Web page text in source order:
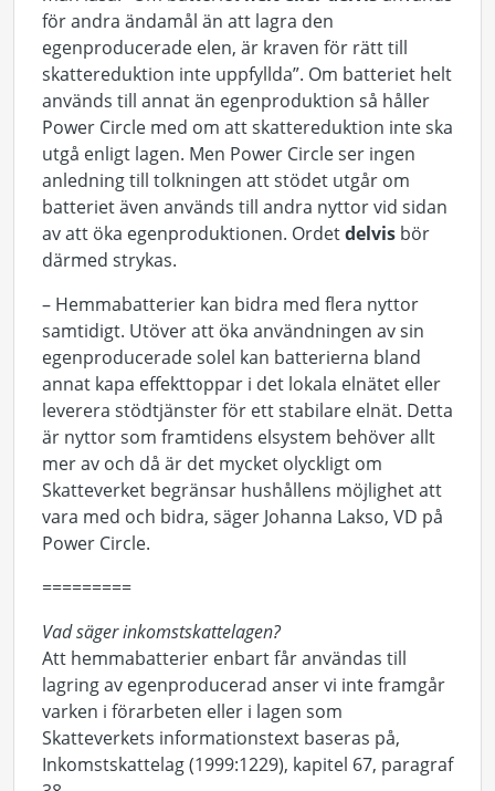
för andra ändamål än att lagra den
egenproducerade elen, är kraven för rätt till
skattereduktion inte uppfyllda”. Om batteriet helt
används till annat än egenproduktion så håller
Power Circle med om att skattereduktion inte ska
utgå enligt lagen. Men Power Circle ser ingen
anledning till tolkningen att stödet utgår om
batteriet även används till andra nyttor vid sidan
av att öka egenproduktionen. Ordetdelvis bör
därmed strykas.
– Hemmabatterier kan bidra med flera nyttor
samtidigt. Utöver att öka användningen av sin
egenproducerade solel kan batterierna bland
annat kapa effekttoppar i det lokala elnätet eller
leverera stödtjänster för ett stabilare elnät. Detta
är nyttor som framtidens elsystem behöver allt
mer av och då är det mycket olyckligt om
Skatteverket begränsar hushållens möjlighet att
vara med och bidra, säger Johanna Lakso, VD på
Power Circle.
=========
Vad säger inkomstskattelagen?
Att hemmabatterier enbart får användas till
lagring av egenproducerad anser vi inte framgår
varken i förarbeten eller i lagen som
Skatteverkets informationstext baseras på,
Inkomstskattelag (1999:1229), kapitel 67, paragraf